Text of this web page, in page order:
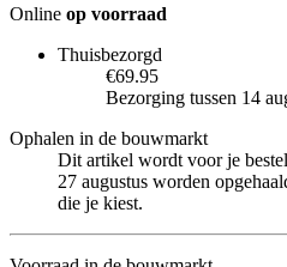
Online op voorraad
Thuisbezorgd
€69.95
Bezorging tussen 14
Ophalen in de bouwmarkt
Dit artikel wordt voor je
27 augustus worden
die je kiest.